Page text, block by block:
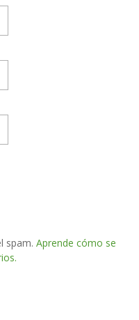
spam. Aprende cómo se